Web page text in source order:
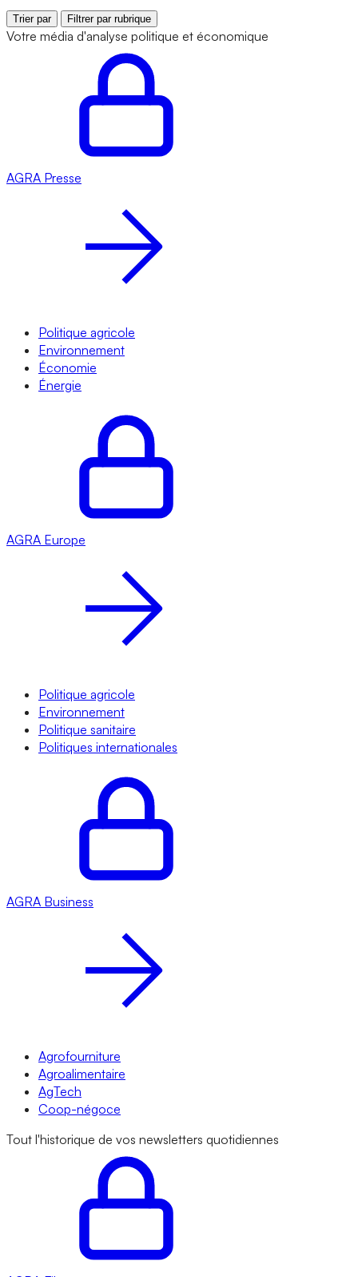
Trier par Filtrer par rubrique
Votre média d'analyse politique et économique
AGRA Presse
Politique agricole
Environnement
Économie
Énergie
AGRA Europe
Politique agricole
Environnement
Politique sanitaire
Politiques internationales
AGRA Business
Agrofourniture
Agroalimentaire
AgTech
Coop-négoce
Tout l'historique de vos newsletters quotidiennes